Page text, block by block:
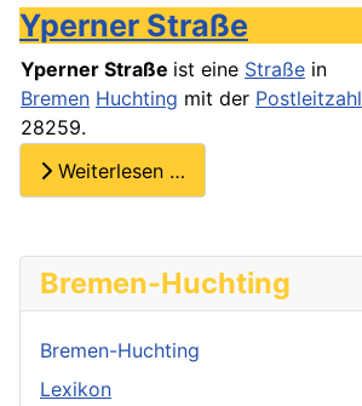
Yperner Straße
Yperner Straße ist eine Straße in
Bremen Huchting mit der Postleitzahl
28259.
Weiterlesen …
Bremen-Huchting
Bremen-Huchting
Lexikon